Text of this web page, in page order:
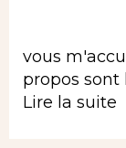
vous
propos sont
Lire la suite